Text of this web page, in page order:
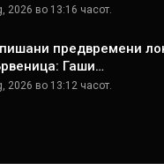
2026 во 13:16 часот.
предвремени
Гаши…
2026 во 13:12 часот.